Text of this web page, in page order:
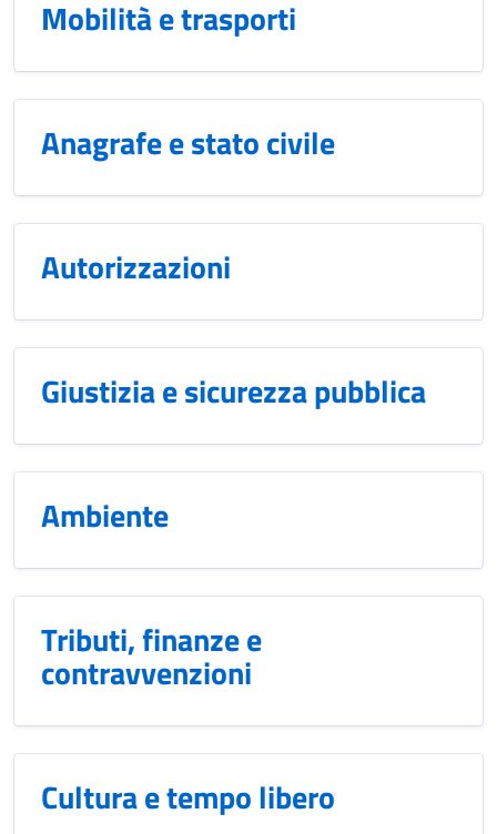
Mobilità e trasporti
Anagrafe e stato civile
Autorizzazioni
Giustizia e sicurezza pubblica
Ambiente
Tributi, finanze e
contravvenzioni
Cultura e tempo libero